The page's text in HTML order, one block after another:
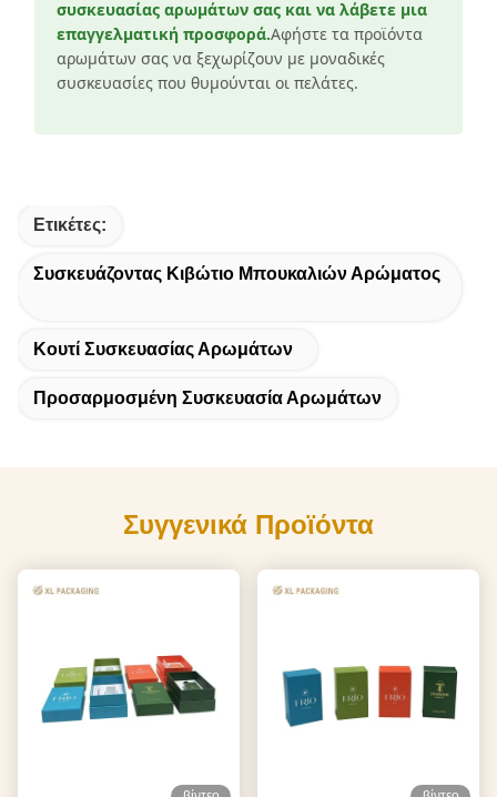
συσκευασίας αρωμάτων σας και να λάβετε μια
επαγγελματική προσφορά.Αφήστε τα προϊόντα
αρωμάτων σας να ξεχωρίζουν με μοναδικές
συσκευασίες που θυμούνται οι πελάτες.
Ετικέτες:
Συσκευάζοντας Κιβώτιο Μπουκαλιών Αρώματος
Κουτί Συσκευασίας Αρωμάτων
Προσαρμοσμένη Συσκευασία Αρωμάτων
Συγγενικά Προϊόντα